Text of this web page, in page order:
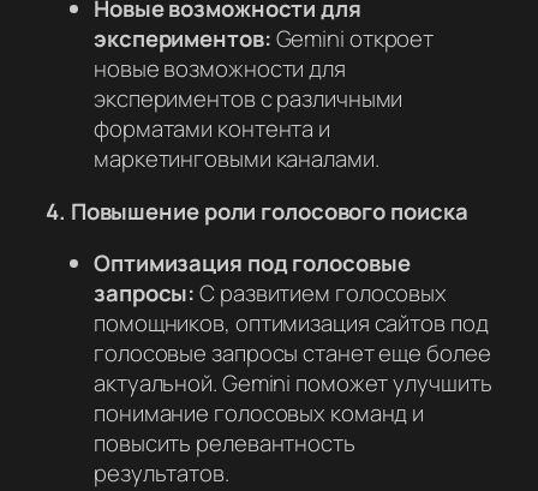
Новые возможности для
экспериментов:Gemini откроет
новые возможности для
экспериментов с различными
форматами контента и
маркетинговыми каналами.
4. Повышение роли голосового поиска
Оптимизация под голосовые
запросы:С развитием голосовых
помощников, оптимизация сайтов под
голосовые запросы станет еще более
актуальной. Gemini поможет улучшить
понимание голосовых команд и
повысить релевантность
результатов.